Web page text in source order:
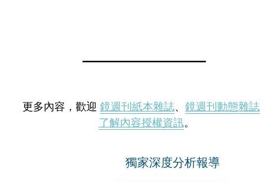
更多內容，歡迎 鏡週刊紙本雜誌、 鏡週刊動態雜誌
了解內容授權資訊。
獨家深度分析報導